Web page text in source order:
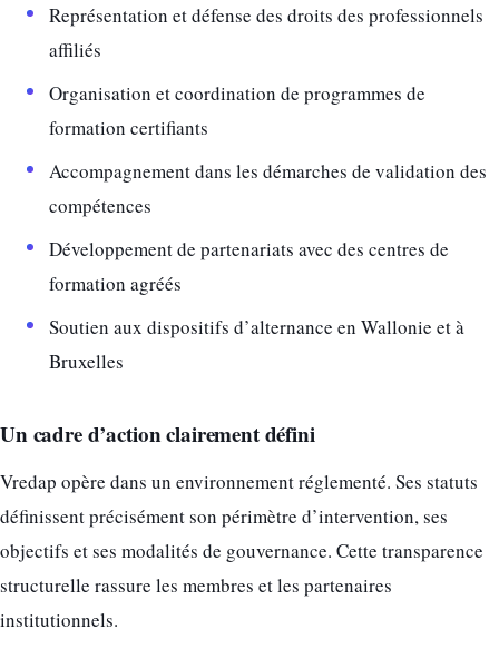
Représentation et défense des droits des professionnels
affiliés
Organisation et coordination de programmes de
formation certifiants
Accompagnement dans les démarches de validation des
compétences
Développement de partenariats avec des centres de
formation agréés
Soutien aux dispositifs d’alternance en Wallonie et à
Bruxelles
Un cadre d’action clairement défini
Vredap opère dans un environnement réglementé. Ses statuts
définissent précisément son périmètre d’intervention, ses
objectifs et ses modalités de gouvernance. Cette transparence
structurelle rassure les membres et les partenaires
institutionnels.